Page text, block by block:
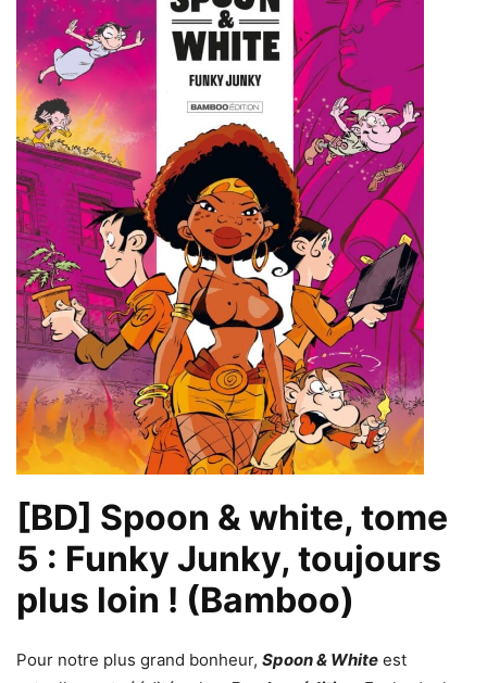
[BD] Spoon & white, tome
5 : Funky Junky, toujours
plus loin ! (Bamboo)
Pour notre plus grand bonheur, Spoon & White est